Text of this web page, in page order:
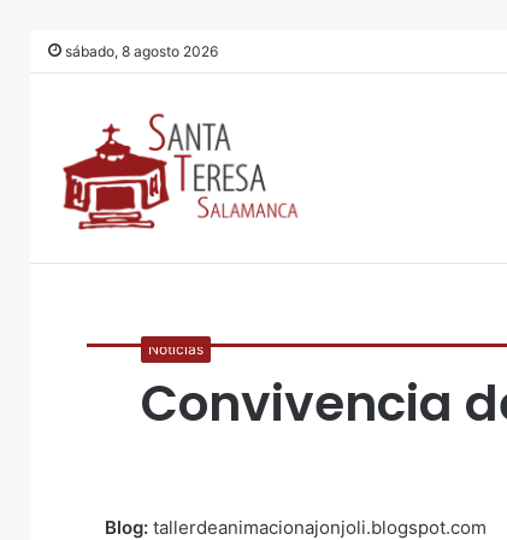
sábado, 8 agosto 2026
Noticias
Convivencia
Blog: tallerdeanimacionajonjoli.blogspot.com